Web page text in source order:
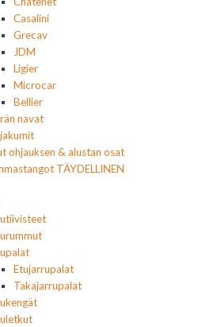
Casalini
Grecav
JDM
Ligier
Microcar
Bellier
navat
ohjauksen & alustan osat
TÄYDELLINEN
Etujarrupalat
Takajarrupalat